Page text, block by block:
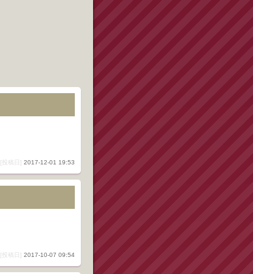
[投稿日] 2017-12-01 19:53
[投稿日] 2017-10-07 09:54